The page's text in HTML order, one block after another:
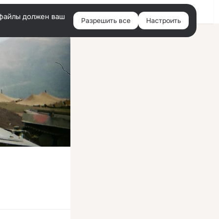
Войти
должен ваш
Разрешить все Настроить